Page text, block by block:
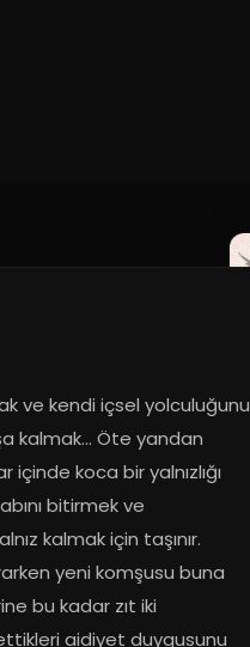
ve kendi içsel yolculuğunu
kalmak… Öte yandan
içinde koca bir yalnızlığı
bitirmek ve
kalmak için taşınır.
yeni komşusu buna
bu kadar zıt iki
aidiyet duygusunu